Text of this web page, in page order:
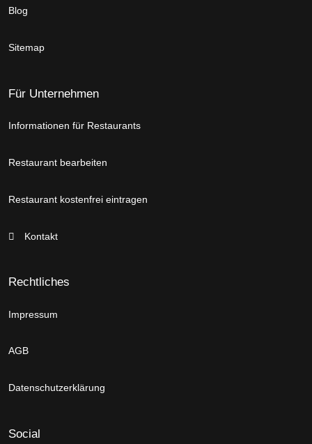
Blog
Sitemap
Für Unternehmen
Informationen für Restaurants
Restaurant bearbeiten
Restaurant kostenfrei eintragen
Kontakt
Rechtliches
Impressum
AGB
Datenschutzerklärung
Social